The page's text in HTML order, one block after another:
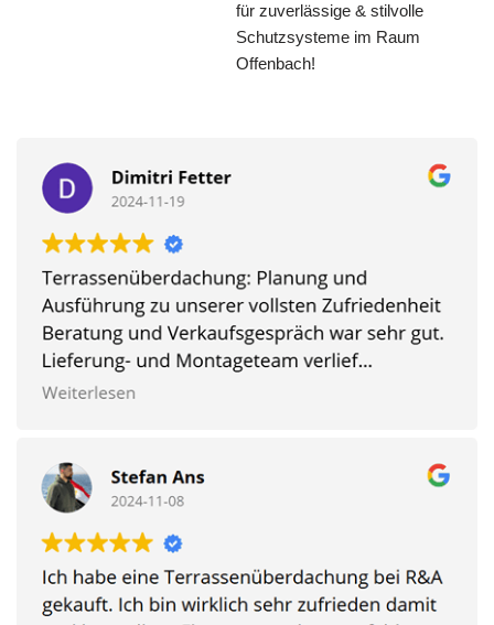
für zuverlässige & stilvolle
Schutzsysteme im Raum
Offenbach!